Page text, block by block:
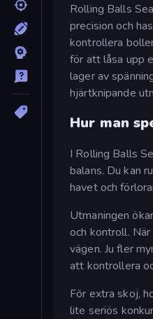
Rolling Balls
precision och
kontrollera
för att låsa upp
lager av
hjärtknipande
Hur man
I Rolling Balls
balans. Du kan
havet och
Utmaningen
och kontroll.
vägen. Ju fler
att kontrollera
För extra skoj,
lite seriös